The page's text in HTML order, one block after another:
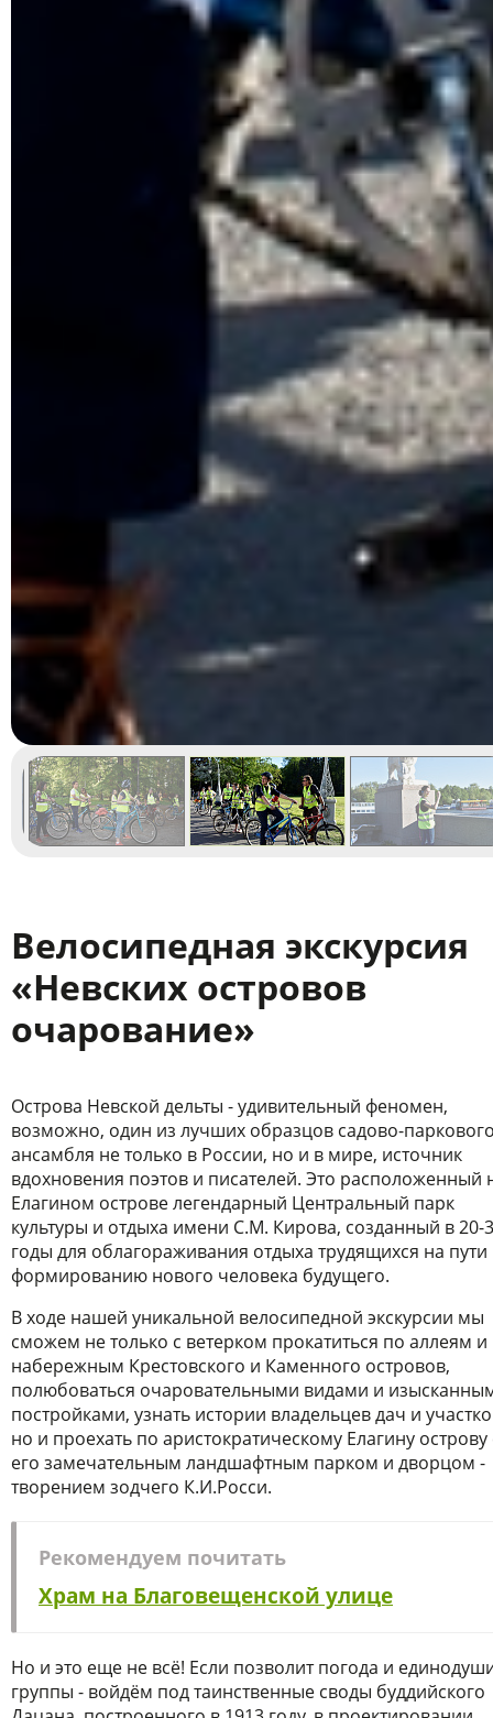
Велосипедная экскурсия
«Невских островов
очарование»
Острова Невской дельты - удивительный феномен,
возможно, один из лучших образцов садово-
ансамбля не только в России, но и в мире, источник
вдохновения поэтов и писателей. Это расположенный
Елагином острове легендарный Центральный парк
культуры и отдыха имени С.М. Кирова, созданный в 20-
годы для облагораживания отдыха трудящихся на пути
формированию нового человека будущего.
В ходе нашей уникальной велосипедной экскурсии мы
сможем не только с ветерком прокатиться по аллеям и
набережным Крестовского и Каменного островов,
полюбоваться очаровательными видами и
постройками, узнать истории владельцев дач и
но и проехать по аристократическому Елагину острову
его замечательным ландшафтным парком и дворцом -
творением зодчего К.И.Росси.
Рекомендуем почитать
Храм на Благовещенской улице
Но и это еще не всё! Если позволит погода и
группы - войдём под таинственные своды буддийского